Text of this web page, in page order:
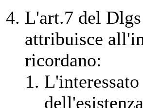
L'art.7 del
attribuisce
ricordano: